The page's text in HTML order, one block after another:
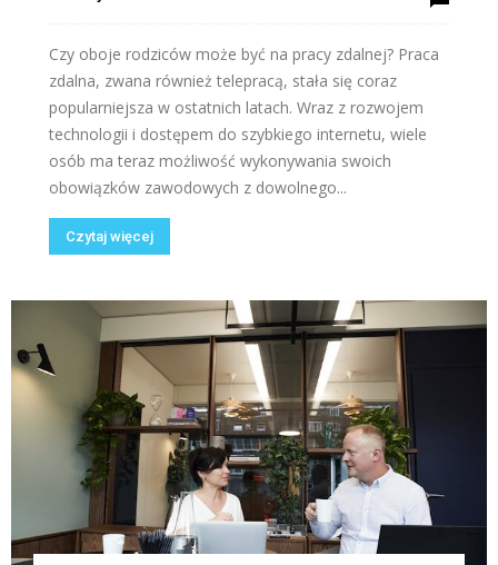
Czy oboje rodziców może być na pracy zdalnej? Praca
zdalna, zwana również telepracą, stała się coraz
popularniejsza w ostatnich latach. Wraz z rozwojem
technologii i dostępem do szybkiego internetu, wiele
osób ma teraz możliwość wykonywania swoich
obowiązków zawodowych z dowolnego...
Czytaj więcej